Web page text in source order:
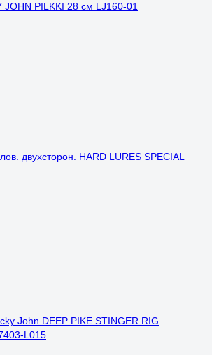
JOHN PILKKI 28 см LJ160-01
двухсторон. HARD LURES SPECIAL
John DEEP PIKE STINGER RIG
L015